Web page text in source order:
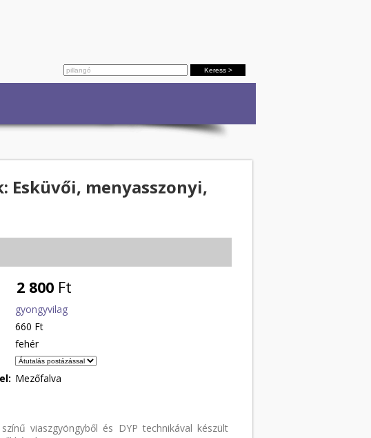
Esküvői, menyasszonyi,
2 800 Ft
gyongyvilag
660 Ft
fehér
Mezőfalva
viaszgyöngyből és DYP technikával készült